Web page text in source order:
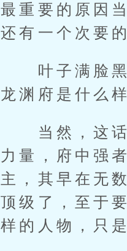
最重要的原因
还有一个次要
叶子满脸黑
龙渊府是什么
当然，这话
力量，府中强
主，其早在无
顶级了，至于
样的人物，只